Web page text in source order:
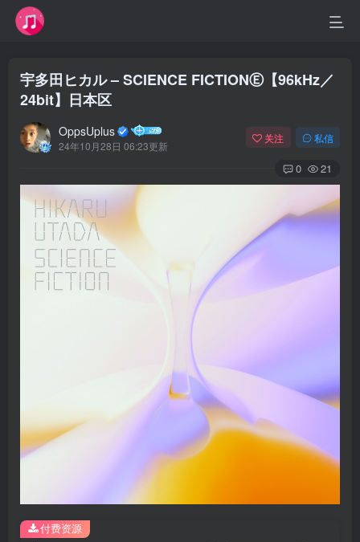
宇多田ヒカル – SCIENCE FICTIONⒺ【96kHz／
24bit】日本区
OppsUplus
24年10月28日 06:23更新
关注 私信
0 21
付费资源